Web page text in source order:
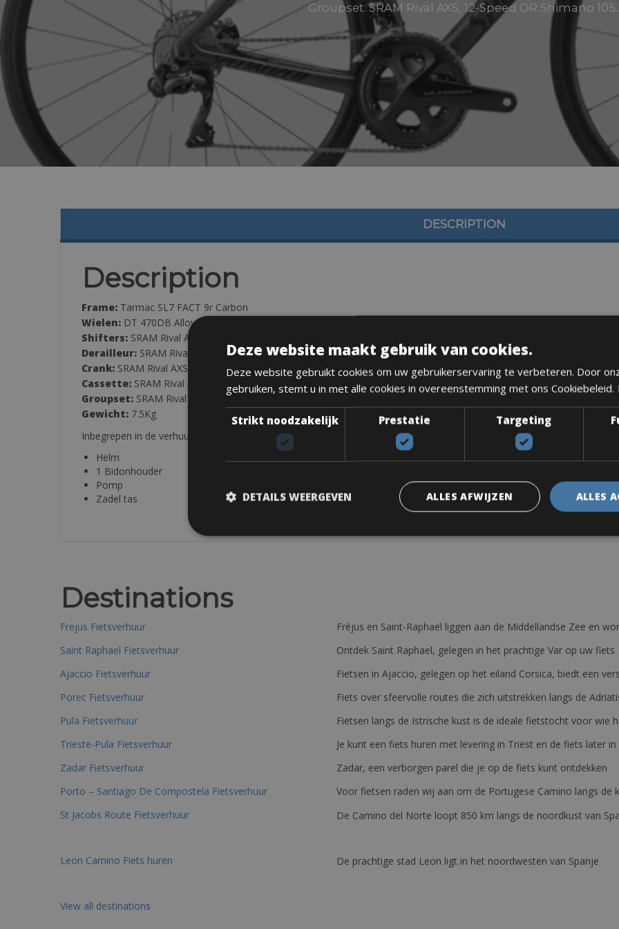
Groupset: SRAM Rival AXS, 12-Speed OR Shimano
DESCRIPTION
Description
Frame: Tarmac SL7 FACT 9r Carbon
Wielen: DT 470DB Alloy Rim
Shifters: SRAM Rival AXS
Derailleur: SRAM Rival eTAP AXS
Crank: SRAM Rival AXS, 34-50
Cassette: SRAM Rival AXS
Groupset: SRAM Rival AXS, 12-Speed OR Shimano 105 Di2, 12-Speed
Gewicht: 7.5Kg
Inbegrepen in de verhuur:
Helm
1 Bidonhouder
Pomp
Zadel tas
Destinations
Frejus Fietsverhuur
Fréjus en Saint-Raphaël liggen aan de Middellandse Zee en
Saint Raphael Fietsverhuur
Ontdek Saint Raphael, gelegen in het prachtige Var op uw fiets
Ajaccio Fietsverhuur
Fietsen in Ajaccio, gelegen op het eiland Corsica, biedt een
Porec Fietsverhuur
Fiets over sfeervolle routes die zich uitstrekken langs de
Pula Fietsverhuur
Fietsen langs de Istrische kust is de ideale fietstocht voor wie
Trieste-Pula Fietsverhuur
Je kunt een fiets huren met levering in Triëst en de fiets later
Zadar Fietsverhuur
Zadar, een verborgen parel die je op de fiets kunt ontdekken
Porto – Santiago De Compostela Fietsverhuur
Voor fietsen raden wij aan om de Portugese Camino langs de
St Jacobs Route Fietsverhuur
De Camino del Norte loopt 850 km langs de noordkust van
Leon Camino Fiets huren De prachtige stad Leon ligt in het noordwesten van Spanje
View all destinations
Deze website maakt gebruik van cookies.
Deze website gebruikt cookies om uw gebruikerservaring te verbeteren. Door
gebruiken, stemt u in met alle cookies in overeenstemming met ons Cookiebeleid.
Strikt noodzakelijk Prestatie Targeting
ALLES
ALLES AFWIJZEN
DETAILS WEERGEVEN